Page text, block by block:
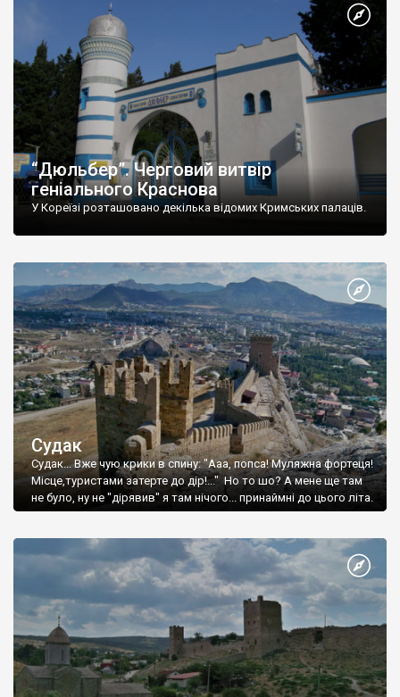
“Дюльбер”. Черговий витвір
геніального Краснова
У Кореїзі розташовано декілька відомих Кримських палаців.
Судак
Судак... Вже чую крики в спину: "Ааа, попса! Муляжна фортеця!
Місце,туристами затерте до дір!..." Но то шо? А мене ще там
не було, ну не "дірявив" я там нічого... принаймні до цього літа.